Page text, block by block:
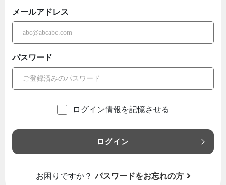
メールアドレス
パスワード
ログイン情報を記憶させる
ログイン
お困りですか？ パスワードをお忘れの方